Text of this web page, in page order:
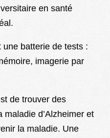
en santé
batterie de tests :
imagerie par
de trouver des
d’Alzheimer et
la maladie. Une